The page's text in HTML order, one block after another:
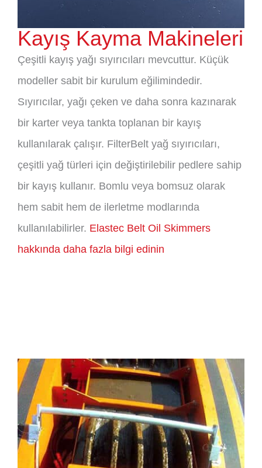
Kayış Kayma Makineleri
Çeşitli kayış yağı sıyırıcıları mevcuttur. Küçük
modeller sabit bir kurulum eğilimindedir.
Sıyırıcılar, yağı çeken ve daha sonra kazınarak
bir karter veya tankta toplanan bir kayış
kullanılarak çalışır. FilterBelt yağ sıyırıcıları,
çeşitli yağ türleri için değiştirilebilir pedlere sahip
bir kayış kullanır. Bomlu veya bomsuz olarak
hem sabit hem de ilerletme modlarında
kullanılabilirler. Elastec Belt Oil Skimmers
hakkında daha fazla bilgi edinin